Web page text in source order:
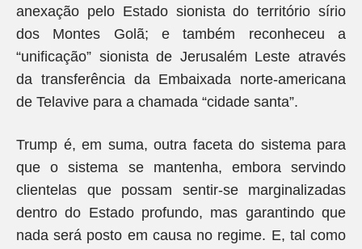
anexação pelo Estado sionista do território sírio
dos Montes Golã; e também reconheceu a
“unificação” sionista de Jerusalém Leste através
da transferência da Embaixada norte-americana
de Telavive para a chamada “cidade santa”.
Trump é, em suma, outra faceta do sistema para
que o sistema se mantenha, embora servindo
clientelas que possam sentir-se marginalizadas
dentro do Estado profundo, mas garantindo que
nada será posto em causa no regime. E, tal como